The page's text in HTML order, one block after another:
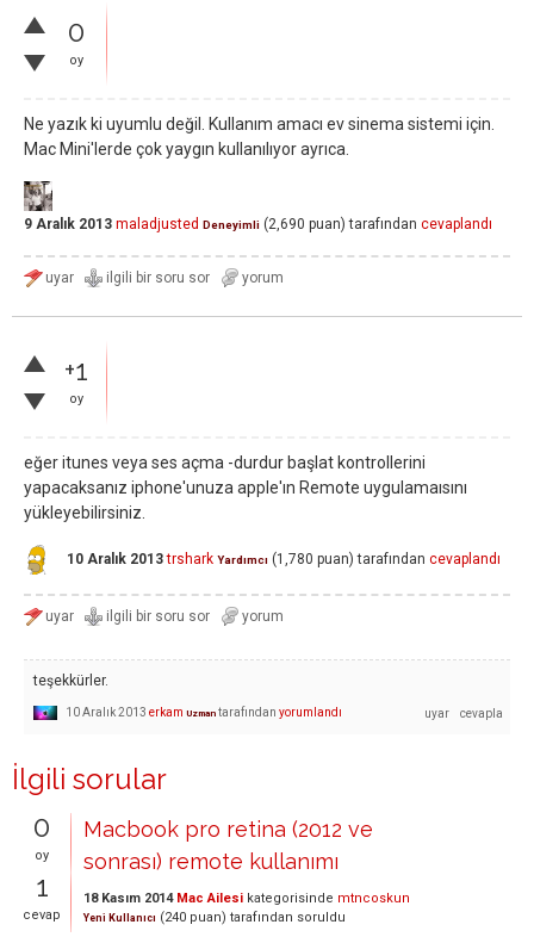
0
oy
Ne yazık ki uyumlu değil. Kullanım amacı ev sinema sistemi için.
Mac Mini'lerde çok yaygın kullanılıyor ayrıca.
9 Aralık 2013 maladjusted Deneyimli (2,690 puan) tarafından cevaplandı
+1
oy
eğer itunes veya ses açma -durdur başlat kontrollerini
yapacaksanız iphone'unuza apple'ın Remote uygulamaısını
yükleyebilirsiniz.
10 Aralık 2013 trshark Yardımcı (1,780 puan) tarafından cevaplandı
teşekkürler.
10 Aralık 2013 erkam Uzman tarafından yorumlandı
İlgili sorular
0
oy
1
cevap
Macbook pro retina (2012 ve
sonrası) remote kullanımı
18 Kasım 2014 Mac Ailesi kategorisinde mtncoskun
Yeni Kullanıcı (240 puan) tarafından soruldu